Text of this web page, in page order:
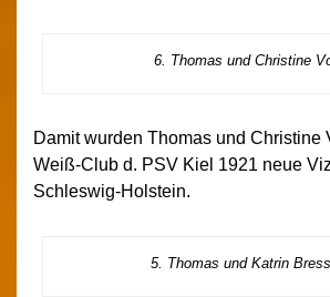
6. Thomas und Christine
Damit wurden Thomas und Christine
Weiß-Club d. PSV Kiel 1921 neue
Schleswig-Holstein.
5. Thomas und Katrin